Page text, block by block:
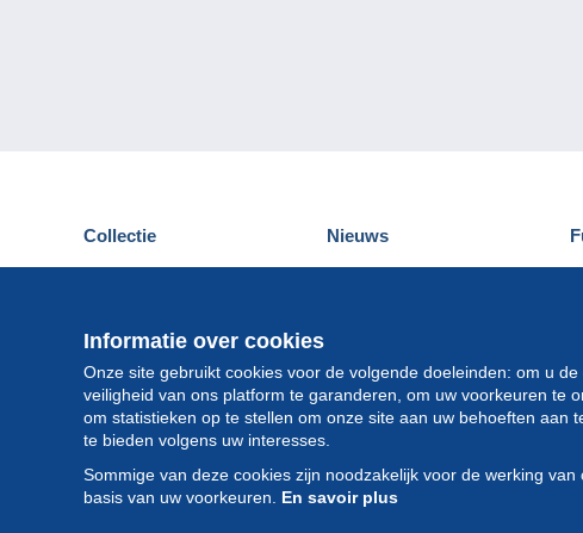
Informatie over cookies
Onze site gebruikt cookies voor de volgende doeleinden: om u
veiligheid van ons platform te garanderen, om uw voorkeuren te
om statistieken op te stellen om onze site aan uw behoeften aan
te bieden volgens uw interesses.
Sommige van deze cookies zijn noodzakelijk voor de werking
basis van uw voorkeuren. En savoir plus
Collectie
Postkaarten
Nieuws
Delcampe Evenementen